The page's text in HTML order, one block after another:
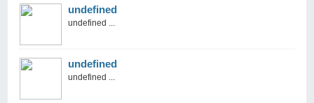
undefined
undefined ...
undefined
undefined ...